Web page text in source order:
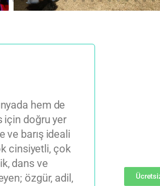
hem de
için doğru yer
ve barış ideali
cinsiyetli, çok
dans ve
özgür, adil,